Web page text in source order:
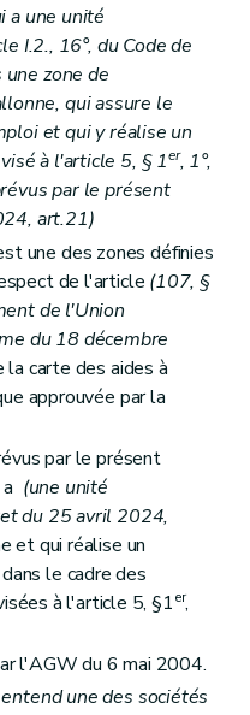
a une unité
I.2., 16°, du Code de
zone de
qui assure le
et qui y réalise un
à l'article 5, § 1er, 1°,
par le présent
art.21)
une des zones définies
de l'article (107, §
de l'Union
du 18 décembre
carte des aides à
approuvée par la
par le présent
(une unité
du 25 avril 2024,
et qui réalise un
le cadre des
à l'article 5, §1er,
l'AGW du 6 mai 2004.
une des sociétés